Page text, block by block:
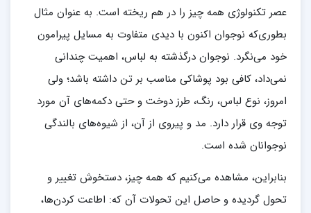
عصر تكنولوژی همه چیز را در هم ریخته است. به عنوان مثال
بطوری‌كه نوجوان اكنون با دیدی متفاوت به مسایل پیرامون
خود می‌نگرد. نوجوان درگذشته به لباس، اهمیت چندانی
نمی‌داد، كافی بود پوشاكی مناسب بر تن داشته باشد؛ ولی
امروز، نوع لباس، رنگ، طرز دوخت و حتی دكمه‌های آن مورد
توجه وی قرار دارد. مد و پیروی از آن، از شیوه‌های بالندگی
نوجوانان شده است.
بنابراین، مشاهده می‌كنیم كه همه چیز، دستخوش تغییر و
تحول گردیده و حاصل این تحولات آن كه: اطاعت كردن‌ها،